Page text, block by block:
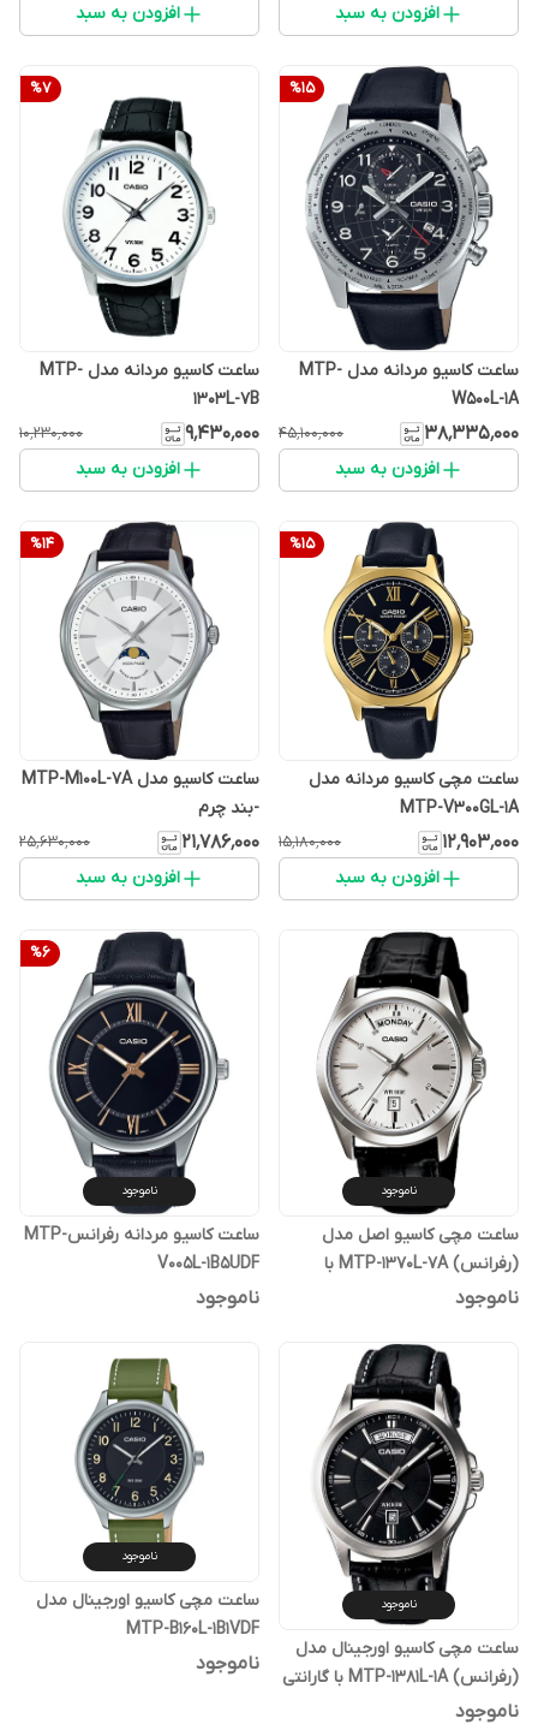
افزودن به سبد افزودن به سبد
%15
ساعت کاسیو مردانه مدل MTP-
W500L-1A
۳۸٬۳۳۵٬۰۰۰ ۴۵٬۱۰۰٬۰۰۰
افزودن به سبد
%7
ساعت کاسیو مردانه مدل MTP-
1303L-7B
۹٬۴۳۰٬۰۰۰ ۱۰٬۲۳۰٬۰۰۰
افزودن به سبد
%15
ساعت مچی کاسیو مردانه مدل
MTP-V300GL-1A
۱۲٬۹۰۳٬۰۰۰ ۱۵٬۱۸۰٬۰۰۰
افزودن به سبد
%14
ساعت کاسیو مدل MTP-M100L-7A
-بند چرم
۲۱٬۷۸۶٬۰۰۰ ۲۵٬۶۳۰٬۰۰۰
افزودن به سبد
ناموجود
ساعت مچی کاسیو اصل مدل
(رفرانس) MTP-1370L-7A با
گارانتی پوزیترون
ناموجود
%6
ناموجود
ساعت کاسیو مردانه رفرانسMTP-
V005L-1B5UDF
ناموجود
ناموجود
ساعت مچی کاسیو اورجینال مدل
(رفرانس) MTP-1381L-1A با گارانتی
یکساله پوزیترون
ناموجود
ناموجود
ساعت مچی کاسیو اورجینال مدل
MTP-B160L-1B1VDF
ناموجود